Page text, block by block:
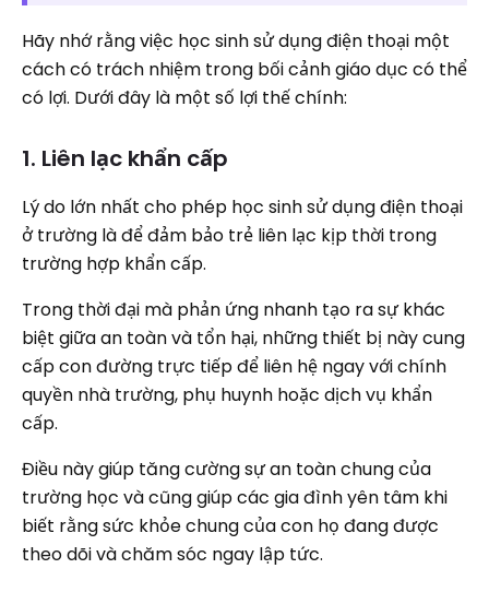
Hãy nhớ rằng việc học sinh sử dụng điện thoại một
cách có trách nhiệm trong bối cảnh giáo dục có thể
có lợi. Dưới đây là một số lợi thế chính:
1. Liên lạc khẩn cấp
Lý do lớn nhất cho phép học sinh sử dụng điện thoại
ở trường là để đảm bảo trẻ liên lạc kịp thời trong
trường hợp khẩn cấp.
Trong thời đại mà phản ứng nhanh tạo ra sự khác
biệt giữa an toàn và tổn hại, những thiết bị này cung
cấp con đường trực tiếp để liên hệ ngay với chính
quyền nhà trường, phụ huynh hoặc dịch vụ khẩn
cấp.
Điều này giúp tăng cường sự an toàn chung của
trường học và cũng giúp các gia đình yên tâm khi
biết rằng sức khỏe chung của con họ đang được
theo dõi và chăm sóc ngay lập tức.